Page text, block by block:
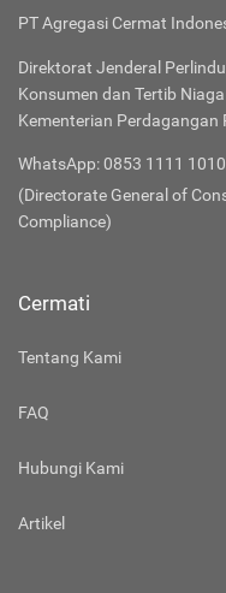
PT Agregasi Cermat
Direktorat Jenderal
Konsumen dan Tertib Niaga
Kementerian Perdagangan
WhatsApp: 0853 1111
(Directorate General of
Compliance)
Cermati
Tentang Kami
FAQ
Hubungi Kami
Artikel